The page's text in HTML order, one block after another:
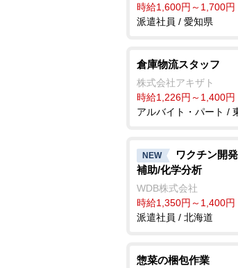
時給1,600円～1,700円
派遣社員 / 愛知県
倉庫物流スタッフ
株式会社アキザト
時給1,226円～1,400円
アルバイト・パート /
NEW
ワクチン開
補助/化学分析
WDB株式会社
時給1,350円～1,400円
派遣社員 / 北海道
惣菜の梱包作業